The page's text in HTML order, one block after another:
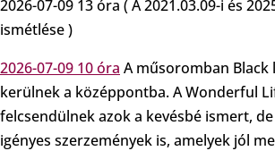
2026-07-09 13 óra ( A 2021.03.09-i és
ismétlése )
2026-07-09 10 óra A műsoromban Black
kerülnek a középpontba. A Wonderful
felcsendülnek azok a kevésbé ismert,
igényes szerzemények is, amelyek jól